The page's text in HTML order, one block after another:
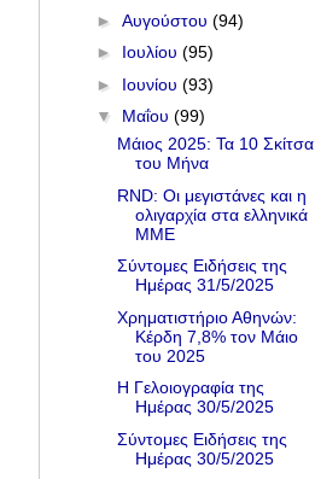
► Αυγούστου (94)
► Ιουλίου (95)
► Ιουνίου (93)
▼ Μαΐου (99)
Μάιος 2025: Τα 10 Σκίτσα
του Μήνα
RND: Οι μεγιστάνες και η
ολιγαρχία στα ελληνικά
ΜΜΕ
Σύντομες Ειδήσεις της
Ημέρας 31/5/2025
Χρηματιστήριο Αθηνών:
Κέρδη 7,8% τον Μάιο
του 2025
Η Γελοιογραφία της
Ημέρας 30/5/2025
Σύντομες Ειδήσεις της
Ημέρας 30/5/2025